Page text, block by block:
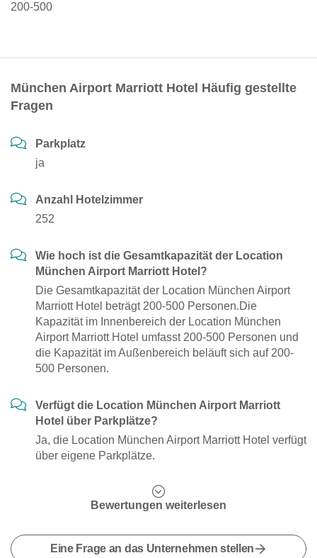
200-500
München Airport Marriott Hotel Häufig gestellte
Fragen
Parkplatz
ja
Anzahl Hotelzimmer
252
Wie hoch ist die Gesamtkapazität der Location
München Airport Marriott Hotel?
Die Gesamtkapazität der Location München Airport
Marriott Hotel beträgt 200-500 Personen.Die
Kapazität im Innenbereich der Location München
Airport Marriott Hotel umfasst 200-500 Personen und
die Kapazität im Außenbereich beläuft sich auf 200-
500 Personen.
Verfügt die Location München Airport Marriott
Hotel über Parkplätze?
Ja, die Location München Airport Marriott Hotel verfügt
über eigene Parkplätze.
Bewertungen weiterlesen
Eine Frage an das Unternehmen stellen